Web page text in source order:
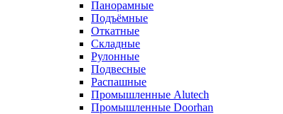
Панорамные
Подъёмные
Откатные
Складные
Рулонные
Подвесные
Распашные
Промышленные Alutech
Промышленные Doorhan